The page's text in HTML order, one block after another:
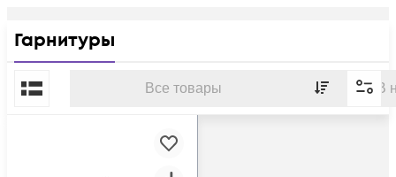
Гарнитуры
Все товары В
По популярности